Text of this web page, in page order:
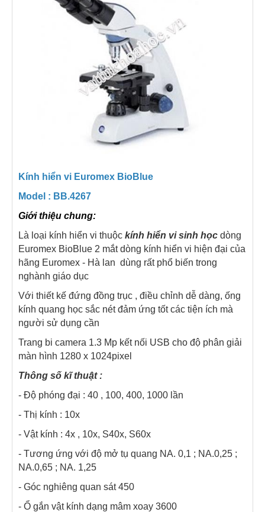
Kính hiển vi Euromex BioBlue
Model : BB.4267
Giới thiệu chung:
Là loại kính hiển vi thuộc kính hiển vi sinh học dòng
Euromex BioBlue 2 mắt dòng kính hiển vi hiện đại của
hãng Euromex - Hà lan dùng rất phổ biến trong
nghành giáo dục
Với thiết kế đứng đồng trục , điều chỉnh dễ dàng, ống
kính quang học sắc nét đảm ứng tốt các tiện ích mà
người sử dụng cần
Trang bi camera 1.3 Mp kết nối USB cho độ phân giải
màn hình 1280 x 1024pixel
Thông số kĩ thuật :
- Độ phóng đại : 40 , 100, 400, 1000 lần
- Thị kính : 10x
- Vật kính : 4x , 10x, S40x, S60x
- Tương ứng với độ mở tụ quang NA. 0,1 ; NA.0,25 ;
NA.0,65 ; NA. 1,25
- Góc nghiêng quan sát 450
- Ổ gắn vật kính dạng mâm xoay 3600